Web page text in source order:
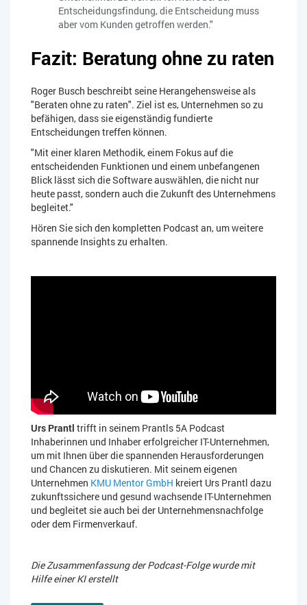
Entscheidungsfindung, die Entscheidung muss
aber vom Kunden getroffen werden."
Fazit: Beratung ohne zu raten
Roger Busch beschreibt seine Herangehensweise als
"Beraten ohne zu raten". Ziel ist es, Unternehmen so zu
befähigen, dass sie eigenständig fundierte
Entscheidungen treffen können.
"Mit einer klaren Methodik, einem Fokus auf die
entscheidenden Funktionen und einem unbefangenen
Blick lässt sich die Software auswählen, die nicht nur
heute passt, sondern auch die Zukunft des Unternehmens
begleitet."
Hören Sie sich den kompletten Podcast an, um weitere
spannende Insights zu erhalten.
Urs Prantl trifft in seinem Prantls 5A Podcast
Inhaberinnen und Inhaber erfolgreicher IT-Unternehmen,
um mit Ihnen über die spannenden Herausforderungen
und Chancen zu diskutieren. Mit seinem eigenen
Unternehmen KMU Mentor GmbH kreiert Urs Prantl dazu
zukunftssichere und gesund wachsende IT-Unternehmen
und begleitet sie auch bei der Unternehmensnachfolge
oder dem Firmenverkauf.
Die Zusammenfassung der Podcast-Folge wurde mit
Hilfe einer KI erstellt